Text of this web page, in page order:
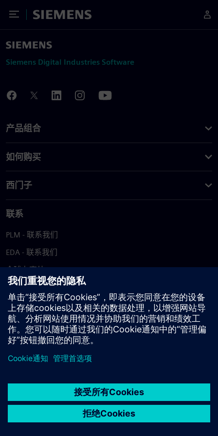
Toggle Menu
Siemens
Siemens Digital Industries Software
产品组合
如何购买
西门子
联系
PLM - 联系我们
EDA - 联系我们
全球办事处
支持中心
提供反馈
报告盗版行为
© Siemens2026